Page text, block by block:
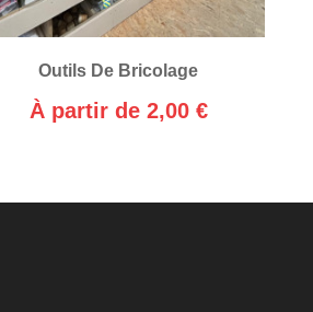
Outils De Bricolage
À partir de 2,00 €